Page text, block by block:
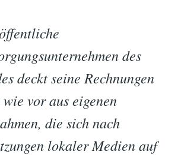
des
deckt seine Rechnungen
vor aus eigenen
die sich nach
lokaler Medien auf